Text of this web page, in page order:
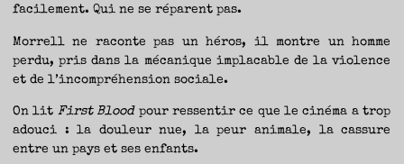
facilement. Qui ne se réparent pas.
Morrell ne raconte pas un héros, il montre un homme
perdu, pris dans la mécanique implacable de la violence
et de l’incompréhension sociale.
On litFirst Blood pour ressentir ce que le cinéma a trop
adouci : la douleur nue, la peur animale, la cassure
entre un pays et ses enfants.